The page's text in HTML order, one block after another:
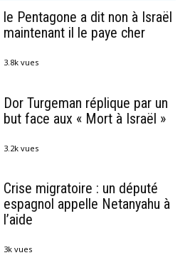
le Pentagone a dit non à Israël
maintenant il le paye cher
3.8k vues
Dor Turgeman réplique par un
but face aux « Mort à Israël »
3.2k vues
Crise migratoire : un député
espagnol appelle Netanyahu à
l’aide
3k vues